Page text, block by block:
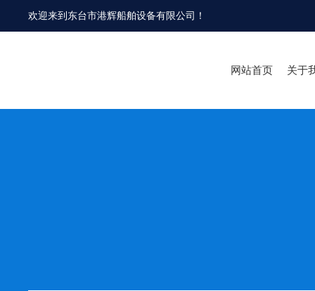
欢迎来到 东台市港辉船舶设备有限公司 ！
网站首页 关于